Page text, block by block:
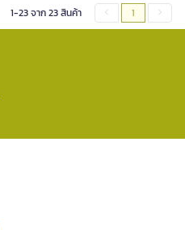
1-23 จาก 23 สินค้า 1